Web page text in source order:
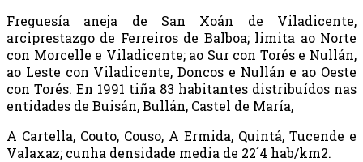
Freguesía aneja de San Xoán de Viladicente,
arciprestazgo de Ferreiros de Balboa; limita ao Norte
con Morcelle e Viladicente; ao Sur con Torés e Nullán,
ao Leste con Viladicente, Doncos e Nullán e ao Oeste
con Torés. En 1991 tiña 83 habitantes distribuídos nas
entidades de Buisán, Bullán, Castel de María,
A Cartella, Couto, Couso, A Ermida, Quintá, Tucende e
Valaxaz; cunha densidade media de 22´4 hab/km2.